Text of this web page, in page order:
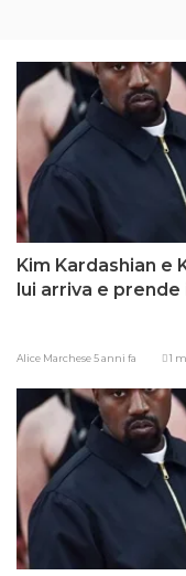
Kim Kardashian e
lui arriva e prende
Alice Marchese5 anni fa 1